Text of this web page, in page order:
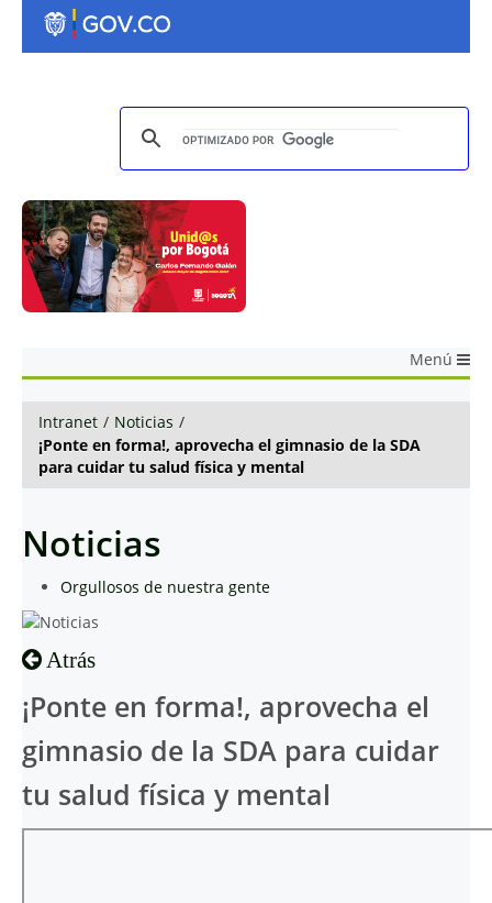
Menú
Intranet / Noticias /
¡Ponte en forma!, aprovecha el gimnasio de la SDA
para cuidar tu salud física y mental
Noticias
Orgullosos de nuestra gente
Atrás
¡Ponte en forma!, aprovecha el
gimnasio de la SDA para cuidar
tu salud física y mental